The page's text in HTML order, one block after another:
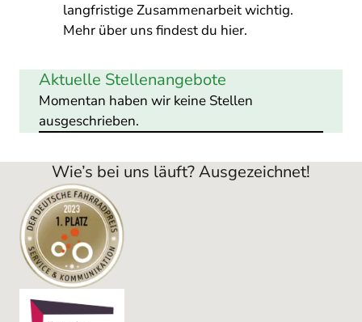
langfristige Zusammenarbeit wichtig.
Mehr über uns findest du hier.
Aktuelle Stellenangebote
Momentan haben wir keine Stellen
ausgeschrieben.
Wie’s bei uns läuft? Ausgezeichnet!